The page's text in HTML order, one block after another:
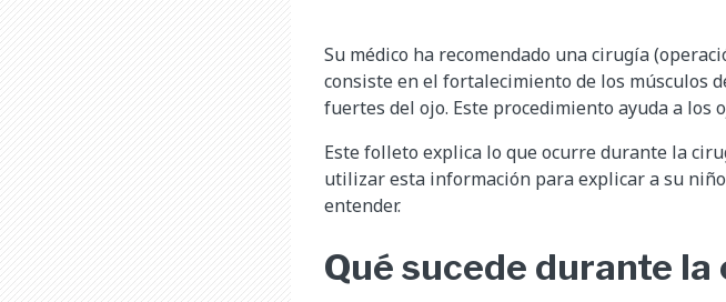
Su médico ha recomendado una cirugía
consiste en el fortalecimiento de los músculos
fuertes del ojo. Este procedimiento ayuda a los
Este folleto explica lo que ocurre durante la
utilizar esta información para explicar a su
entender.
Qué sucede durante